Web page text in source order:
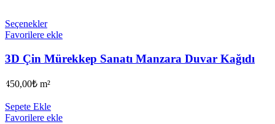
Seçenekler
Favorilere ekle
3D Çin Mürekkep Sanatı Manzara Duvar Kağıdı
450,00₺ m²
Sepete Ekle
Favorilere ekle